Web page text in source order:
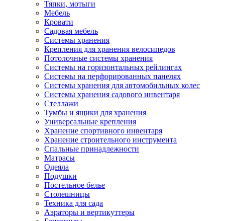
Тяпки, мотыги
Мебель
Кровати
Садовая мебель
Системы хранения
Крепления для хранения велосипедов
Потолочные системы хранения
Системы на горизонтальных рейлингах
Системы на перфорированных панелях
Системы хранения для автомобильных колес
Системы хранения садового инвентаря
Стеллажи
Тумбы и ящики для хранения
Универсальные крепления
Хранение спортивного инвентаря
Хранение строительного инструмента
Спальные принадлежности
Матрасы
Одеяла
Подушки
Постельное белье
Столешницы
Техника для сада
Аэраторы и вертикуттеры